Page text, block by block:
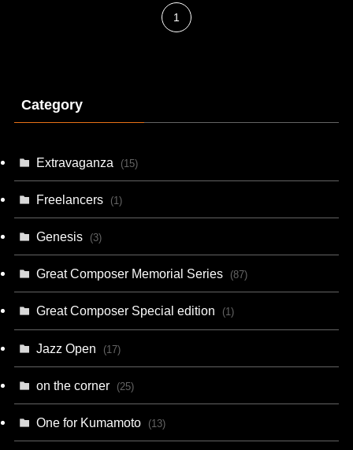
1
Category
Extravaganza (15)
Freelancers (1)
Genesis (3)
Great Composer Memorial Series (87)
Great Composer Special edition (1)
Jazz Open (17)
on the corner (25)
One for Kumamoto (13)